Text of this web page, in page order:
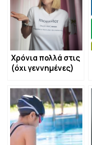
Χρόνια πολλά στις
(όχι γεννημένες)